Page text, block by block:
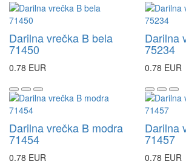
Darilna vrečka B bela
71450
0.78 EUR
Darilna
75234
0.78 EUR
Darilna vrečka B modra
71454
0.78 EUR
Darilna
71457
0.78 EUR